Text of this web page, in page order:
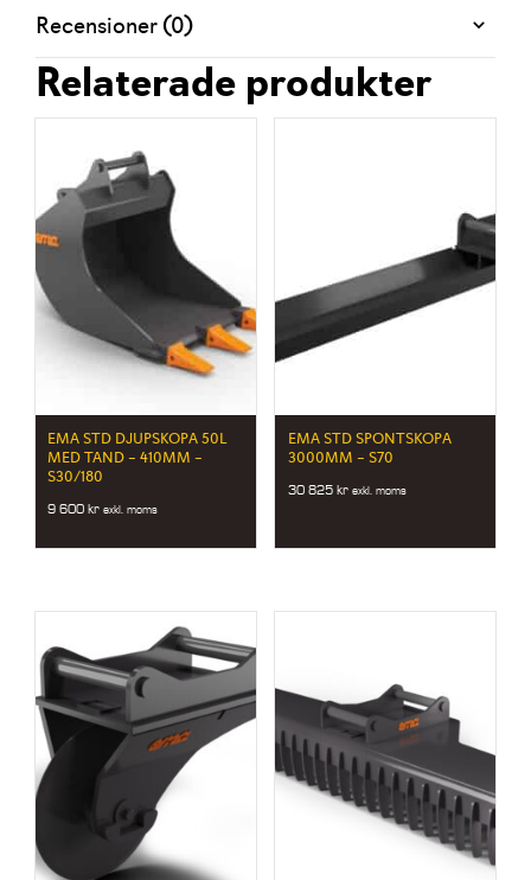
Recensioner (0)
Relaterade produkter
EMA STD DJUPSKOPA 50L
MED TAND – 410MM –
S30/180
9 600kr exkl. moms
EMA STD SPONTSKOPA
3000MM – S70
30 825 kr exkl. moms